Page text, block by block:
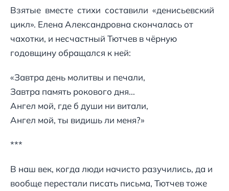
Взятые вместе стихи составили «денисьевский
цикл». Елена Александровна скончалась от
чахотки, и несчастный Тютчев в чёрную
годовщину обращался к ней:
«Завтра день молитвы и печали,
Завтра память рокового дня...
Ангел мой, где б души ни витали,
Ангел мой, ты видишь ли меня?»
***
В наш век, когда люди начисто разучились, да и
вообще перестали писать письма, Тютчев тоже